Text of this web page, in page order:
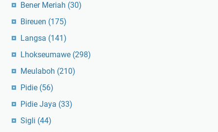
Bener Meriah (30)
Bireuen (175)
Langsa (141)
Lhokseumawe (298)
Meulaboh (210)
Pidie (56)
Pidie Jaya (33)
Sigli (44)